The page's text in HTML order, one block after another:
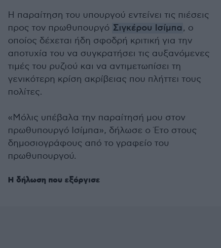
Η παραίτηση του υπουργού εντείνει τις πιέσεις
προς τον πρωθυπουργό Σιγκέρου Ισίμπα, ο
οποίος δέχεται ήδη σφοδρή κριτική για την
αποτυχία του να συγκρατήσει τις αυξανόμενες
τιμές του ρυζιού και να αντιμετωπίσει τη
γενικότερη κρίση ακρίβειας που πλήττει τους
πολίτες.
«Μόλις υπέβαλα την παραίτησή μου στον
πρωθυπουργό Ισίμπα», δήλωσε ο Έτο στους
δημοσιογράφους από το γραφείο του
πρωθυπουργού.
Η δήλωση που εξόργισε